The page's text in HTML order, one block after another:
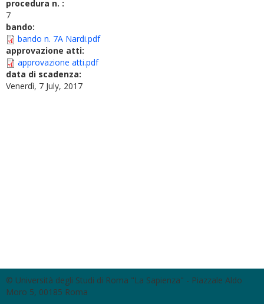
procedura n. :
7
bando:
bando n. 7A Nardi.pdf
approvazione atti:
approvazione atti.pdf
data di scadenza:
Venerdì, 7 July, 2017
© Università degli Studi di Roma "La Sapienza" - Piazzale Aldo
Moro 5, 00185 Roma